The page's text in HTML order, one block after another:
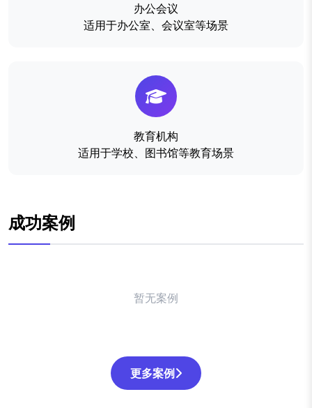
办公会议
适用于办公室、会议室等场景
教育机构
适用于学校、图书馆等教育场景
成功案例
暂无案例
更多案例